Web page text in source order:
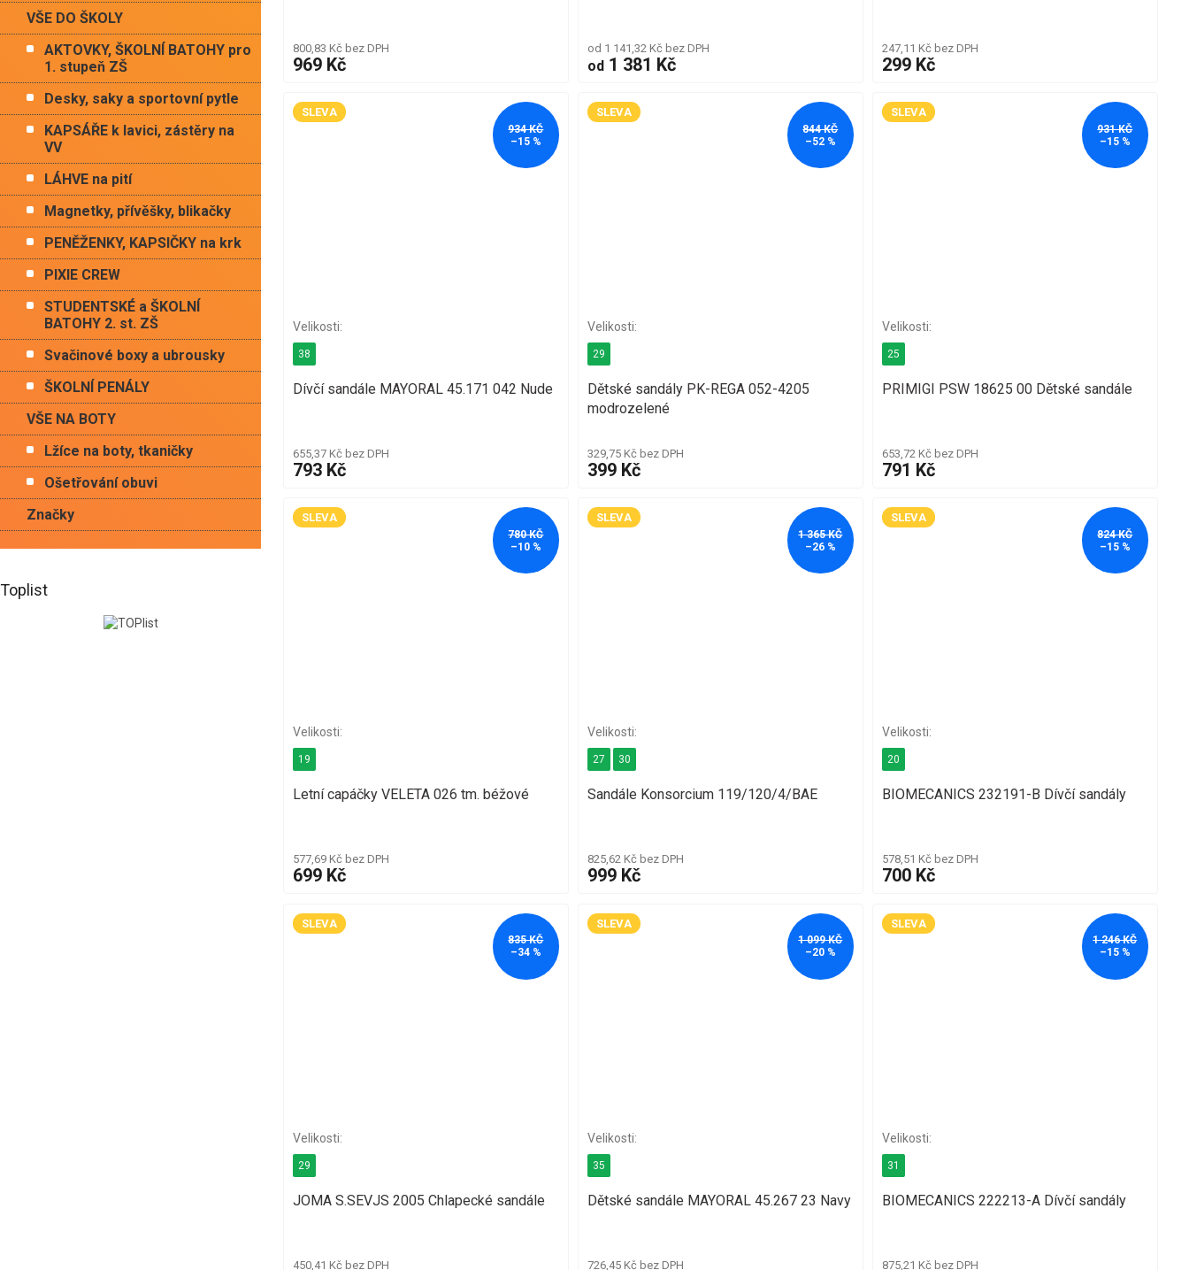
VŠE DO ŠKOLY
AKTOVKY, ŠKOLNÍ BATOHY pro
1. stupeň ZŠ
Desky, saky a sportovní pytle
KAPSÁŘE k lavici, zástěry na
VV
LÁHVE na pití
Magnetky, přívěšky, blikačky
PENĚŽENKY, KAPSIČKY na krk
PIXIE CREW
STUDENTSKÉ a ŠKOLNÍ
BATOHY 2. st. ZŠ
Svačinové boxy a ubrousky
ŠKOLNÍ PENÁLY
VŠE NA BOTY
Lžíce na boty, tkaničky
Ošetřování obuvi
Značky
Toplist
800,83 Kč bez DPH
969 Kč
od 1 141,32 Kč bez DPH
od1 381 Kč
247,11 Kč bez DPH
299 Kč
SLEVA
934 KČ
–15 %
Dívčí sandále MAYORAL 45.171 042 Nude
655,37 Kč bez DPH
793 Kč
38
SLEVA
844 KČ
–52 %
Dětské sandály PK-REGA 052-4205
modrozelené
329,75 Kč bez DPH
399 Kč
29
SLEVA
931 KČ
–15 %
PRIMIGI PSW 18625 00 Dětské sandále
653,72 Kč bez DPH
791 Kč
25
SLEVA
780 KČ
–10 %
Letní capáčky VELETA 026 tm. béžové
577,69 Kč bez DPH
699 Kč
19
SLEVA
1 365 KČ
–26 %
Sandále Konsorcium 119/120/4/BAE
825,62 Kč bez DPH
999 Kč
27 30
SLEVA
824 KČ
–15 %
BIOMECANICS 232191-B Dívčí sandály
578,51 Kč bez DPH
700 Kč
20
SLEVA
835 KČ
–34 %
JOMA S.SEVJS 2005 Chlapecké sandále
450,41 Kč bez DPH
29
SLEVA
1 099 KČ
–20 %
Dětské sandále MAYORAL 45.267 23 Navy
726,45 Kč bez DPH
35
SLEVA
1 246 KČ
–15 %
BIOMECANICS 222213-A Dívčí sandály
875,21 Kč bez DPH
31